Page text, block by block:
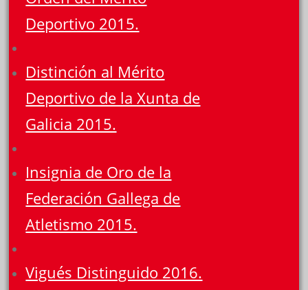
Deportivo 2015.
Distinción al Mérito
Deportivo de la Xunta de
Galicia 2015.
Insignia de Oro de la
Federación Gallega de
Atletismo 2015.
Vigués Distinguido 2016.